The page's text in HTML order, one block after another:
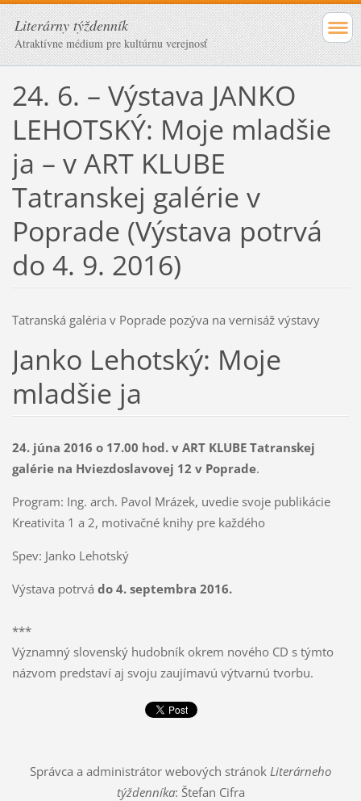
Literárny týždenník
Atraktívne médium pre kultúrnu verejnosť
24. 6. – Výstava JANKO
LEHOTSKÝ: Moje mladšie
ja – v ART KLUBE
Tatranskej galérie v
Poprade (Výstava potrvá
do 4. 9. 2016)
Tatranská galéria v Poprade pozýva na vernisáž výstavy
Janko Lehotský: Moje
mladšie ja
24. júna 2016 o 17.00 hod. v ART KLUBE Tatranskej
galérie na Hviezdoslavovej 12 v Poprade.
Program: Ing. arch. Pavol Mrázek, uvedie svoje publikácie
Kreativita 1 a 2, motivačné knihy pre každého
Spev: Janko Lehotský
Výstava potrvá do 4. septembra 2016.
***
Významný slovenský hudobník okrem nového CD s týmto
názvom predstaví aj svoju zaujímavú výtvarnú tvorbu.
Správca a administrátor webových stránok Literárneho
týždenníka: Štefan Cifra